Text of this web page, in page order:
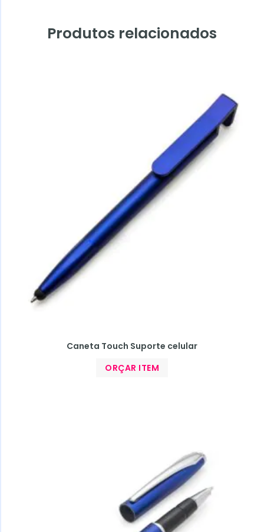
Produtos relacionados
Caneta Touch Suporte celular
ORÇAR ITEM